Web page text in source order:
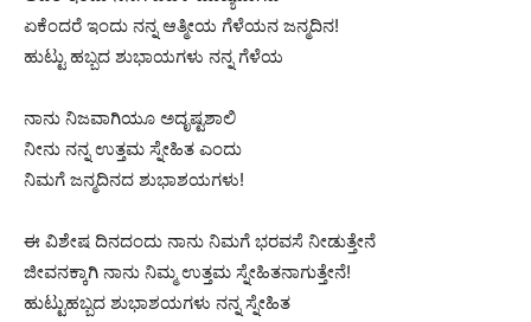
ಏಕೆಂದರೆ ಇಂದು ನನ್ನ ಆತ್ಮೀಯ ಗೆಳೆಯನ ಜನ್ಮದಿನ!
ಹುಟ್ಟು ಹಬ್ಬದ ಶುಭಾಯಗಳು ನನ್ನ ಗೆಳೆಯ
ನಾನು ನಿಜವಾಗಿಯೂ ಅದೃಷ್ಟಶಾಲಿ
ನೀನು ನನ್ನ ಉತ್ತಮ ಸ್ನೇಹಿತ ಎಂದು
ನಿಮಗೆ ಜನ್ಮದಿನದ ಶುಭಾಶಯಗಳು!
ಈ ವಿಶೇಷ ದಿನದಂದು ನಾನು ನಿಮಗೆ ಭರವಸೆ ನೀಡುತ್ತೇನೆ
ಜೀವನಕ್ಕಾಗಿ ನಾನು ನಿಮ್ಮ ಉತ್ತಮ ಸ್ನೇಹಿತನಾಗುತ್ತೇನೆ!
ಹುಟ್ಟುಹಬ್ಬದ ಶುಭಾಶಯಗಳು ನನ್ನ ಸ್ನೇಹಿತ